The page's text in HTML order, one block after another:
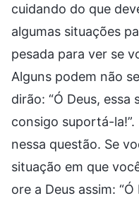
cuidando do que
algumas situações
pesada para ver se
Alguns podem não
dirão: “Ó Deus,
consigo suportá-
nessa questão. Se
situação em que
ore a Deus assim: